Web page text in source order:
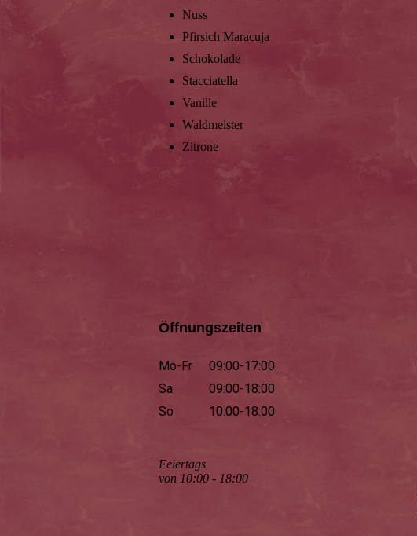
Nuss
Pfirsich Maracuja
Schokolade
Stacciatella
Vanille
Waldmeister
Zitrone
Öffnungszeiten
Mo-Fr
09:00-17:00
Sa
09:00-18:00
So
10:00-18:00
Feiertags
von 10:00 - 18:00